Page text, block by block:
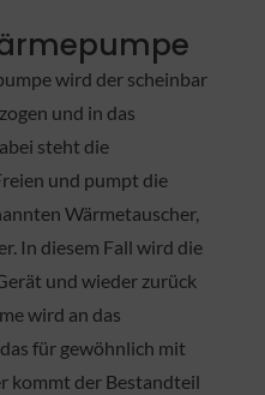
wird der scheinbar
und in das
steht die
und pumpt die
Wärmetauscher,
In diesem Fall wird die
und wieder zurück
wird an das
für gewöhnlich mit
kommt der Bestandteil